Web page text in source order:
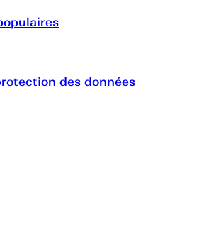
des données